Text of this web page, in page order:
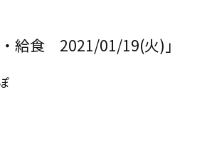
・給食 2021/01/19(火)」